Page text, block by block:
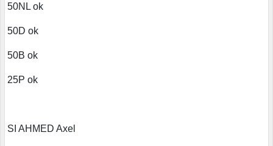
50NL ok
50D ok
50B ok
25P ok
SI AHMED Axel